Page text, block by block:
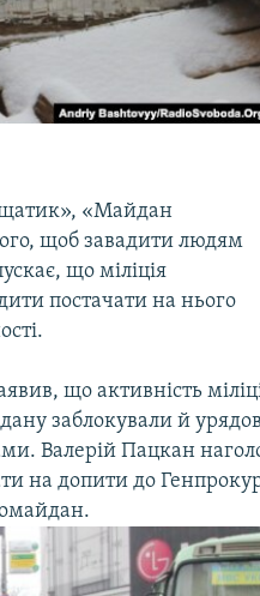
«Майдан
щоб завадити людям
що міліція
постачати на нього
що активність
заблокували й
Валерій Пацкан
на допити до